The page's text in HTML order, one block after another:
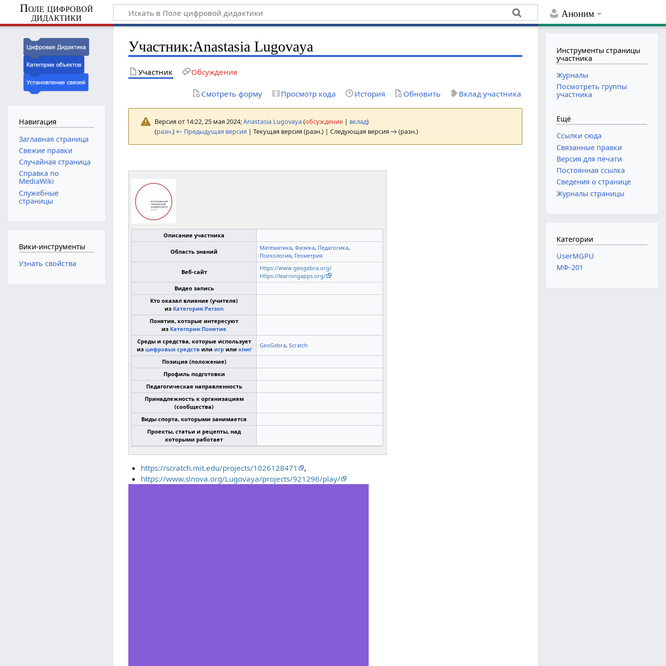
Аноним
Поле цифровой
дидактики
Участник:Anastasia Lugovaya
Участник Обсуждение
Смотреть форму Просмотр кода История Обновить Вклад участника
Версия от 14:22, 25 мая 2024;Anastasia Lugovaya(обсуждение | вклад)
(разн.) ← Предыдущая версия | Текущая версия (разн.) | Следующая версия → (разн.)
Описание участника
Область знаний
Математика, Физика, Педагогика,
Психология, Геометрия
Веб-сайт
https://www.geogebra.org/
https://learningapps.org/
Видео запись
Кто оказал влияние (учителя)
из Категория:Person
Понятия, которые интересуют
из Категория:Понятие
Среды и средства, которые использует
из цифровых средствили игрили книг
GeoGebra, Scratch
Позиция (положение)
Профиль подготовки
Педагогическая направленность
Принадлежность к организациям
(сообщества)
Виды спорта, которыми занимается
Проекты, статьи и рецепты, над
которыми работает
https://scratch.mit.edu/projects/1026128471
,
https://www.slnova.org/Lugovaya/projects/921296/play/
Навигация
Заглавная страница
Свежие правки
Случайная страница
Справка по
MediaWiki
Служебные
страницы
Вики-инструменты
Узнать свойства
Инструменты страницы
участника
Журналы
Посмотреть группы
участника
Ещё
Ссылки сюда
Связанные правки
Версия для печати
Постоянная ссылка
Сведения о странице
Журналы страницы
Категории
UserMGPU
МФ-201